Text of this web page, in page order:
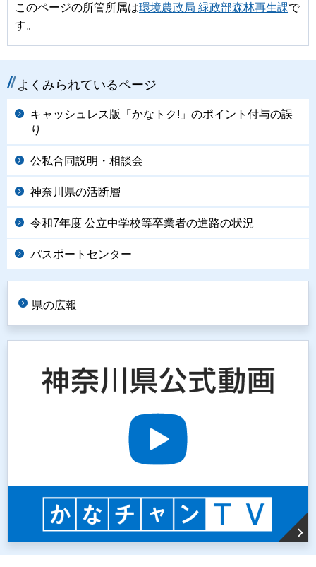
このページの所管所属は環境農政局 緑政部森林再生課で
す。
よくみられているページ
キャッシュレス版「かなトク!」のポイント付与の誤
り
公私合同説明・相談会
神奈川県の活断層
令和7年度 公立中学校等卒業者の進路の状況
パスポートセンター
県の広報